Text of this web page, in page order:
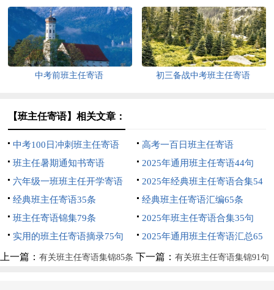
中考前班主任寄语 初三备战中考班主任寄语
【班主任寄语】相关文章：
中考100日冲刺班主任寄语
高考一百日班主任寄语
班主任暑期通知书寄语
2025年通用班主任寄语44句
六年级一班班主任开学寄语
2025年经典班主任寄语合集54
条
经典班主任寄语35条
经典班主任寄语汇编65条
班主任寄语锦集79条
2025年班主任寄语合集35句
实用的班主任寄语摘录75句
2025年通用班主任寄语汇总65
句
上一篇： 有关班主任寄语集锦85条 下一篇： 有关班主任寄语集锦91句